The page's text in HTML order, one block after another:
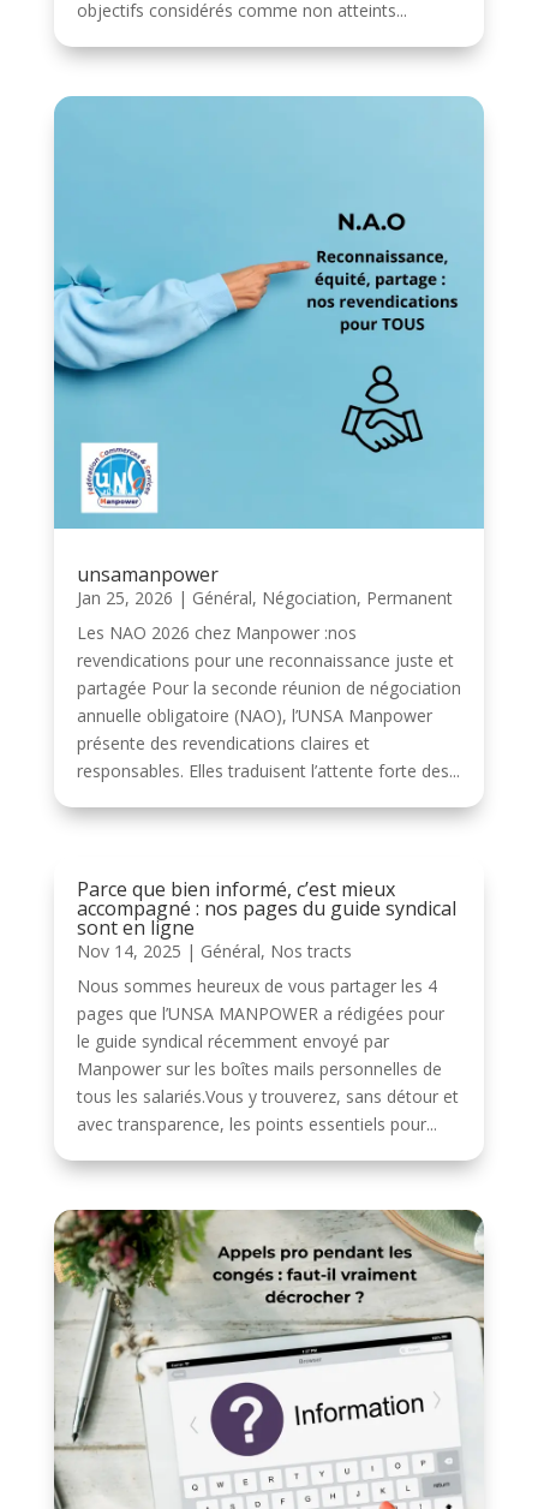
objectifs considérés comme non atteints...
unsamanpower
Jan 25, 2026 | Général, Négociation, Permanent
Les NAO 2026 chez Manpower :nos
revendications pour une reconnaissance juste et
partagée Pour la seconde réunion de négociation
annuelle obligatoire (NAO), l’UNSA Manpower
présente des revendications claires et
responsables. Elles traduisent l’attente forte des...
Parce que bien informé, c’est mieux
accompagné : nos pages du guide syndical
sont en ligne
Nov 14, 2025 | Général, Nos tracts
Nous sommes heureux de vous partager les 4
pages que l’UNSA MANPOWER a rédigées pour
le guide syndical récemment envoyé par
Manpower sur les boîtes mails personnelles de
tous les salariés.Vous y trouverez, sans détour et
avec transparence, les points essentiels pour...